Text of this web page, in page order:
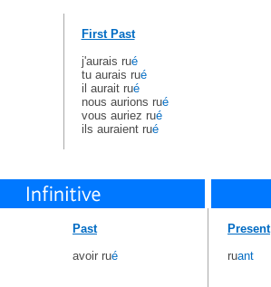
First Past
j'aurais rué
tu aurais rué
il aurait rué
nous aurions rué
vous auriez rué
ils auraient rué
Past
avoir rué
Present
ruant